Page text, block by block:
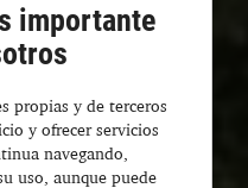
importante
propias y de terceros
y ofrecer servicios
navegando,
uso, aunque puede